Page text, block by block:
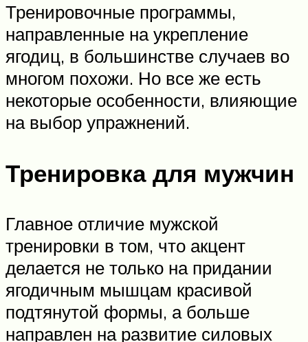
Тренировочные программы,
направленные на укрепление
ягодиц, в большинстве случаев во
многом похожи. Но все же есть
некоторые особенности, влияющие
на выбор упражнений.
Тренировка для мужчин
Главное отличие мужской
тренировки в том, что акцент
делается не только на придании
ягодичным мышцам красивой
подтянутой формы, а больше
направлен на развитие силовых